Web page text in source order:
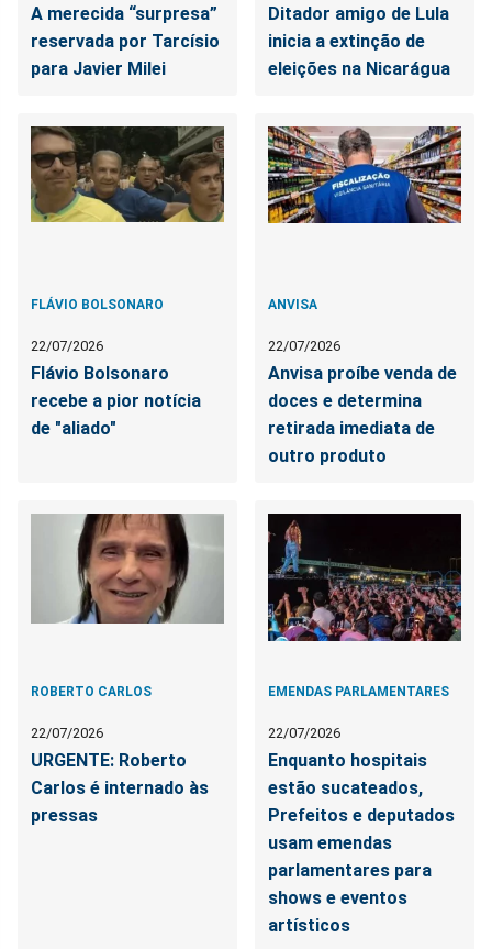
A merecida “surpresa”
reservada por Tarcísio
para Javier Milei
Ditador amigo de Lula
inicia a extinção de
eleições na Nicarágua
FLÁVIO BOLSONARO
22/07/2026
Flávio Bolsonaro
recebe a pior notícia
de "aliado"
ANVISA
22/07/2026
Anvisa proíbe venda de
doces e determina
retirada imediata de
outro produto
ROBERTO CARLOS
22/07/2026
URGENTE: Roberto
Carlos é internado às
pressas
EMENDAS PARLAMENTARES
22/07/2026
Enquanto hospitais
estão sucateados,
Prefeitos e deputados
usam emendas
parlamentares para
shows e eventos
artísticos